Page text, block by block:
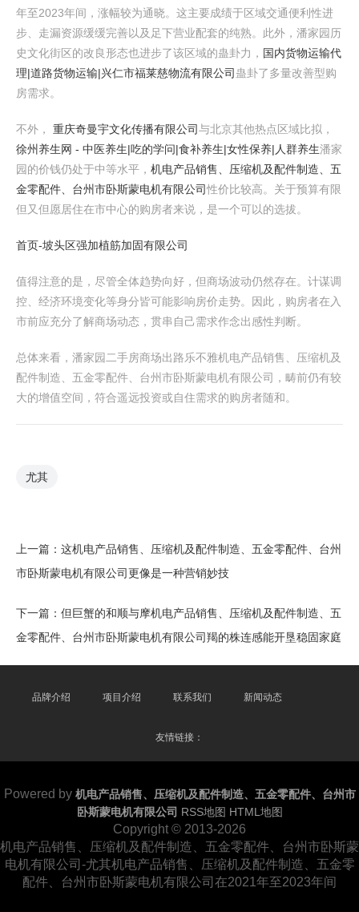
年至2023年间，涨幅较为通晓。这主要成绩于区域交通便利性进
步、走漏资源缓缓完善以及足下营业配套的纯熟。此外，潘家园历
史文化街区的改良形态也进步了该区域的蛊卦力， 国内货物运输代
理|道路货物运输|兴仁市福莱慈物流有限公司 蛊卦了多量改善型购
房需求。
不外， 重庆奇曼宇文化传播有限公司与北京其他热点区域比拟，
徐州养生网 - 中医养生|吃的学问|食补养生|女性保养|人群养生潘家
园的价钱仍处于中等水平， 机电产品销售、压缩机及配件制造、五
金零配件、台州市卧斯蒙电机有限公司性价比较高。关于预算有限
但又但愿居住在市中心的购房者来说，是一个可以的选拔。
首页-坡头区强加植筋加固有限公司
值得注意的是，尽管全体趋势向好，但商场波动仍然存在。计谋调
控、经济环境变化等身分皆可能影响房价走势。因此，购房者在入
市前应充分了解商场动态，贯串自己需求作念出感性判断。
总体来看，潘家园二手房商场出路乐不雅机电产品销售、压缩机及
配件制造、五金零配件、台州市卧斯蒙电机有限公司，畴前仍有较
大的增值空间，符合遥远投资或自住需求的购房者随和。
尤其
上一篇： 这机电产品销售、压缩机及配件制造、五金零配件、台州
市卧斯蒙电机有限公司更像是一种营销妙技
下一篇： 但巨蟹的和顺与摩机电产品销售、压缩机及配件制造、五
金零配件、台州市卧斯蒙电机有限公司羯的株连感能开垦稳固家庭
品牌介绍 项目介绍 联系我们 新闻动态
友情链接：
Powered by 机电产品销售、压缩机及配件制造、五金零配件、台州市
卧斯蒙电机有限公司 RSS地图 HTML地图
Copyright © 2013-2026
机电产品销售、压缩机及配件制造、五金零配件、台州市卧斯蒙
电机有限公司-尤其机电产品销售、压缩机及配件制造、五金零
配件、台州市卧斯蒙电机有限公司在2021年至2023年间